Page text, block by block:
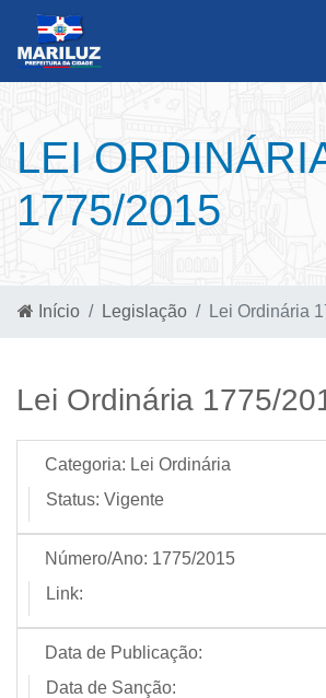
LEI
1775/2015
Início Legislação Lei Ordinária
Lei Ordinária 1775/
Categoria: Lei Ordinária
Status: Vigente
Número/Ano: 1775/2015
Link:
Data de Publicação:
Data de Sanção: